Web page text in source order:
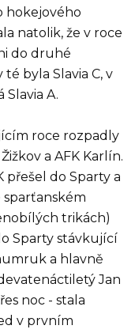
hokejového
natolik, že v roce
do druhé
byla Slavia C, v
A.
roce rozpadly
a AFK Karlín.
přešel do Sparty a
sparťanském
trikách)
Sparty stávkující
a hlavně
Jan
noc - stala
v prvním